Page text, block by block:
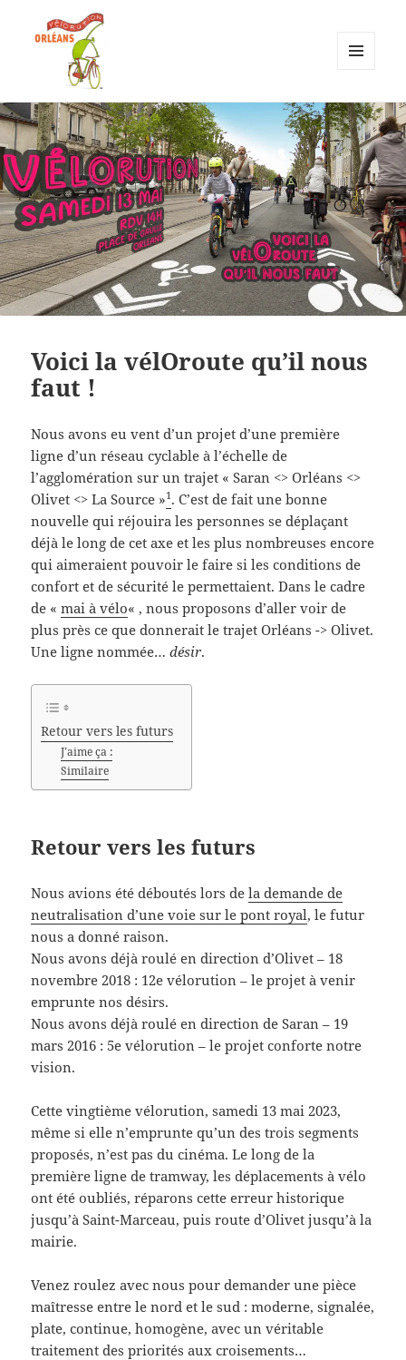
Vélorution Orléans
WIDGETS
Voici la vélOroute qu’il nous
faut !
Nous avons eu vent d’un projet d’une première
ligne d’un réseau cyclable à l’échelle de
l’agglomération sur un trajet « Saran <> Orléans <>
Olivet <> La Source »1 . C’est de fait une bonne
nouvelle qui réjouira les personnes se déplaçant
déjà le long de cet axe et les plus nombreuses encore
qui aimeraient pouvoir le faire si les conditions de
confort et de sécurité le permettaient. Dans le cadre
de «mai à vélo« , nous proposons d’aller voir de
plus près ce que donnerait le trajet Orléans -> Olivet.
Une ligne nommée…désir.
Retour vers les futurs
J’aime ça :
Similaire
Retour vers les futurs
Nous avions été déboutés lors dela demande de
neutralisation d’une voie sur le pont royal, le futur
nous a donné raison.
Nous avons déjà roulé en direction d’Olivet – 18
novembre 2018 : 12e vélorution – le projet à venir
emprunte nos désirs.
Nous avons déjà roulé en direction de Saran – 19
mars 2016 : 5e vélorution – le projet conforte notre
vision.
Cette vingtième vélorution, samedi 13 mai 2023,
même si elle n’emprunte qu’un des trois segments
proposés, n’est pas du cinéma. Le long de la
première ligne de tramway, les déplacements à vélo
ont été oubliés, réparons cette erreur historique
jusqu’à Saint-Marceau, puis route d’Olivet jusqu’à la
mairie.
Venez roulez avec nous pour demander une pièce
maîtresse entre le nord et le sud : moderne, signalée,
plate, continue, homogène, avec un véritable
traitement des priorités aux croisements…